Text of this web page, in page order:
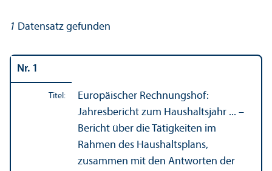
1 Datensatz gefunden
Nr. 1
Titel:
Europäischer Rechnungs­hof:
Jahresbericht zum Haushalts­jahr ... –
Bericht über die Tätigkeiten im
Rahmen des Haushalts­plans,
zusammen mit den Antworten der